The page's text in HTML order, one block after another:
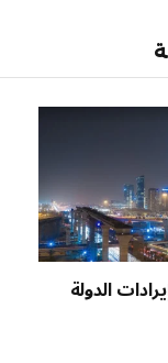
الدولة